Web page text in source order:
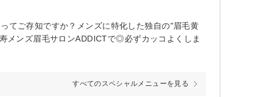
てご存知ですか？メンズに特化した独自の"眉毛黄
メンズ眉毛サロンADDICTで◎必ずカッコよくしま
すべてのスペシャルメニューを見る